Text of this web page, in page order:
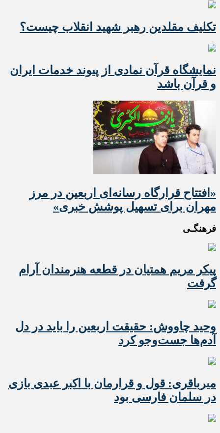
تکلیف مقلدین رهبر شهید انقلاب چیست؟
نمایشگاه قرآن نمادی از پیوند خدمات ایران
و قرآن باشد
«افتتاح قرارگاه رسانه‌ای اربعین در مرز
مهران برای تسهیل پوشش خبری»
فرهنگـی
پیکر مریم همتیان در قطعه هنرمندان آرام
گرفت
وحید چاووش: حقیقت اربعین را باید در دل
آدم‌ها جست‌وجو کرد
میرباقری: قول و قرارمان با اکبر عبدی بازی
در سلمان فارسی بود